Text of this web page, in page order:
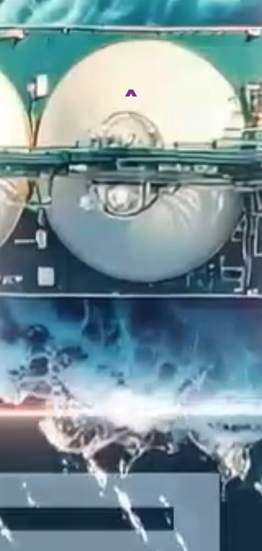
SERVICE
자연과 환경, 미래의 가치를
생각하는 기업이 되겠습니다.